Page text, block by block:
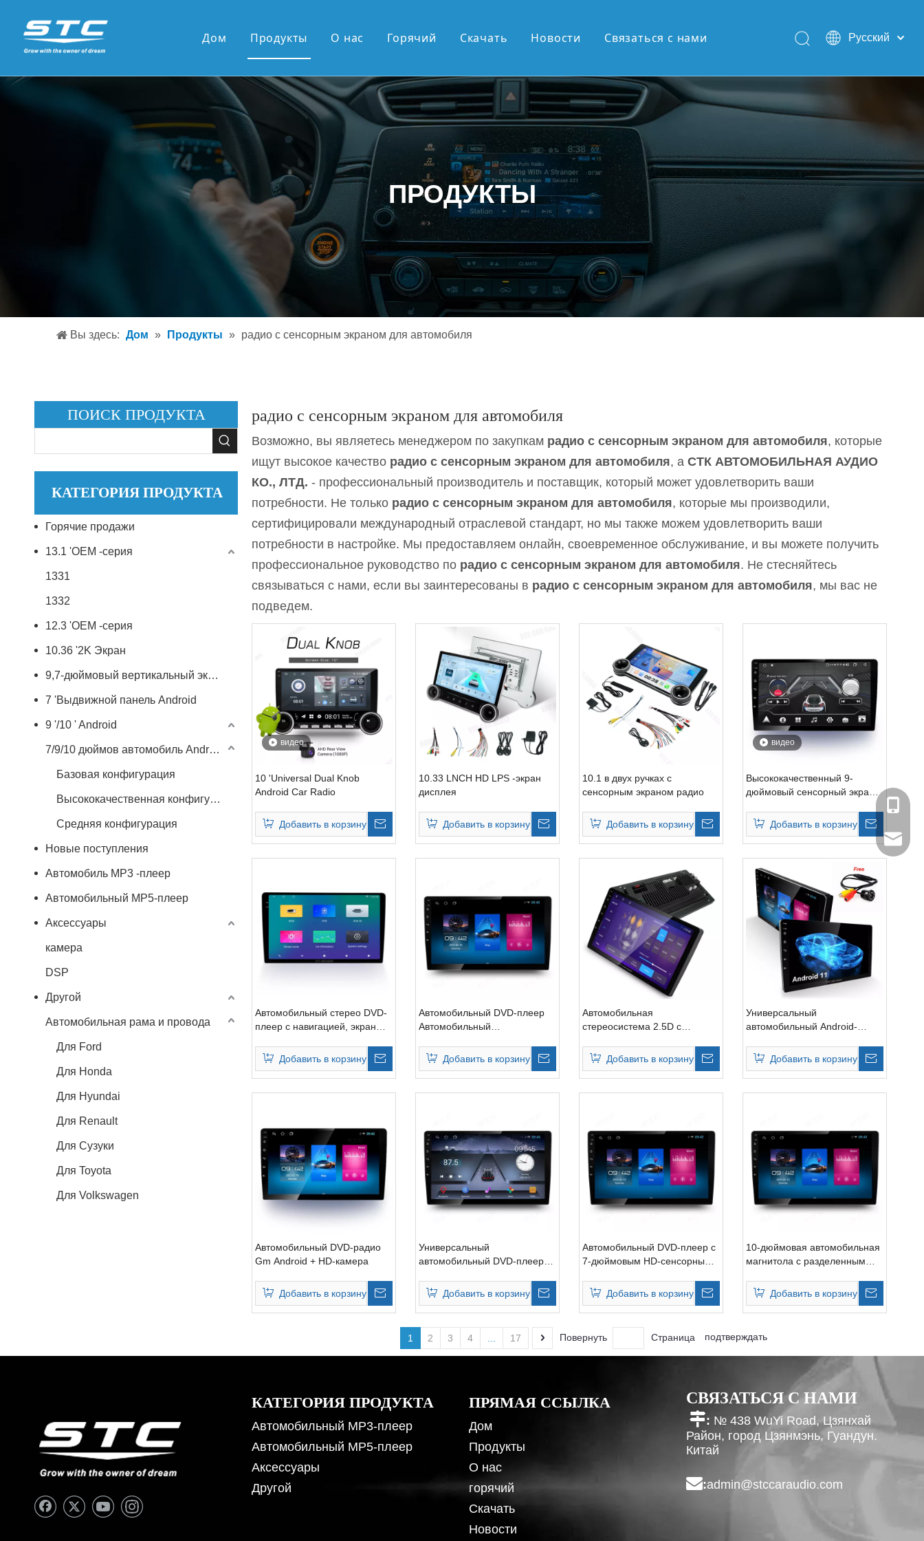
Дом Продукты
13.1' OEM-серия
12,3 'серия OEM
10,36 дюйма, экран 2К
9,7-дюймовый вертикальный экран
7-дюймовая выдвижная панель Android
9'/10' андроид
Новые поступления
Автомобильный MP3-плеер
О нас Горячий Скачать Новости Связаться с нами
Pусский
Español
ПРОДУКТЫ
Вы здесь: Дом » Продукты » радио с сенсорным экраном для автомобиля
ПОИСК ПРОДУКТА
КАТЕГОРИЯ ПРОДУКТА
Горячие продажи
13.1 'OEM -серия
1331
1332
12.3 'OEM -серия
10.36 '2K Экран
9,7-дюймовый вертикальный экран
7 'Выдвижной панель Android
9 '/10 ' Android
7/9/10 дюймов автомобиль Android Player
Базовая конфигурация
Высококачественная конфигурация
Средняя конфигурация
Новые поступления
Автомобиль MP3 -плеер
Автомобильный MP5-плеер
Аксессуары
камера
DSP
Другой
Автомобильная рама и провода
Для Ford
Для Honda
Для Hyundai
Для Renault
Для Сузуки
Для Toyota
Для Volkswagen
радио с сенсорным экраном для автомобиля
Возможно, вы являетесь менеджером по закупкам радио с сенсорным экраном для автомобиля, которые
ищут высокое качество радио с сенсорным экраном для автомобиля, а СТК АВТОМОБИЛЬНАЯ АУДИО
КО., ЛТД. - профессиональный производитель и поставщик, который может удовлетворить ваши
потребности. Не только радио с сенсорным экраном для автомобиля, которые мы производили,
сертифицировали международный отраслевой стандарт, но мы также можем удовлетворить ваши
потребности в настройке. Мы предоставляем онлайн, своевременное обслуживание, и вы можете получить
профессиональное руководство по радио с сенсорным экраном для автомобиля. Не стесняйтесь
связываться с нами, если вы заинтересованы в радио с сенсорным экраном для автомобиля, мы вас не
подведем.
видео
10 'Universal Dual Knob
Android Car Radio
Добавить в корзину
10.33 LNCH HD LPS -экран
дисплея
Добавить в корзину
10.1 в двух ручках с
сенсорным экраном радио
Добавить в корзину
видео
Высококачественный 9-
дюймовый сенсорный экран
стерео DVD и CD-плеер
Добавить в корзину
Автомобильный стерео DVD-
плеер с навигацией, экран
панорамной камеры 360°
Добавить в корзину
Автомобильный DVD-плеер
Автомобильный
Беспроводная зарядка
Android GPS Аудио
Добавить в корзину
Автомобильная
стереосистема 2.5D с
GPS-навигация
Добавить в корзину
Универсальный
автомобильный Android-
плеером высокого
разрешения
Добавить в корзину
Автомобильный DVD-радио
Gm Android + HD-камера
Добавить в корзину
Универсальный
автомобильный DVD-плеер
Добавить в корзину
Автомобильный DVD-плеер с
7-дюймовым HD-сенсорным
Добавить в корзину
10-дюймовая автомобильная
магнитола с разделенным
Добавить в корзину
1 2 3 4 17 Повернуть Страница подтверждать
+86-
КАТЕГОРИЯ ПРОДУКТА
Автомобильный MP3-плеер
Автомобильный MP5-плеер
Аксессуары
Другой
ПРЯМАЯ ССЫЛКА
Дом
Продукты
О нас
горячий
Скачать
Новости
СВЯЗАТЬСЯ С НАМИ
: № 438 WuYi Road, Цзянхай
Район, город Цзянмэнь, Гуандун.
Китай
:admin@stccaraudio.com